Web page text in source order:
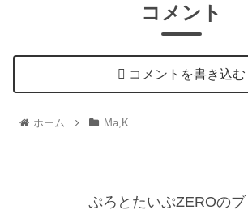
コメント
コメントを書き込む
ホーム Ma,K
ぷろとたいぷZEROの